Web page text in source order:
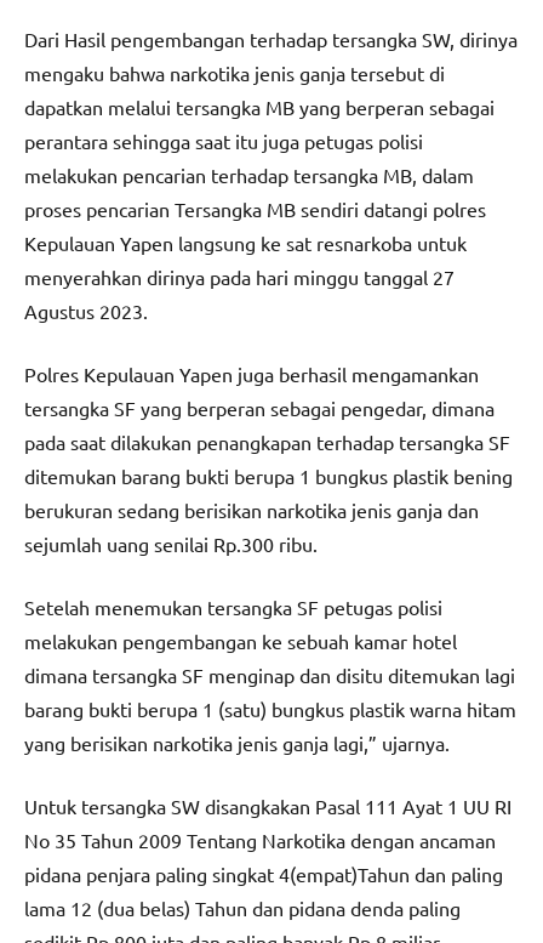
Dari Hasil pengembangan terhadap tersangka SW, dirinya
mengaku bahwa narkotika jenis ganja tersebut di
dapatkan melalui tersangka MB yang berperan sebagai
perantara sehingga saat itu juga petugas polisi
melakukan pencarian terhadap tersangka MB, dalam
proses pencarian Tersangka MB sendiri datangi polres
Kepulauan Yapen langsung ke sat resnarkoba untuk
menyerahkan dirinya pada hari minggu tanggal 27
Agustus 2023.
Polres Kepulauan Yapen juga berhasil mengamankan
tersangka SF yang berperan sebagai pengedar, dimana
pada saat dilakukan penangkapan terhadap tersangka SF
ditemukan barang bukti berupa 1 bungkus plastik bening
berukuran sedang berisikan narkotika jenis ganja dan
sejumlah uang senilai Rp.300 ribu.
Setelah menemukan tersangka SF petugas polisi
melakukan pengembangan ke sebuah kamar hotel
dimana tersangka SF menginap dan disitu ditemukan lagi
barang bukti berupa 1 (satu) bungkus plastik warna hitam
yang berisikan narkotika jenis ganja lagi,” ujarnya.
Untuk tersangka SW disangkakan Pasal 111 Ayat 1 UU RI
No 35 Tahun 2009 Tentang Narkotika dengan ancaman
pidana penjara paling singkat 4(empat)Tahun dan paling
lama 12 (dua belas) Tahun dan pidana denda paling